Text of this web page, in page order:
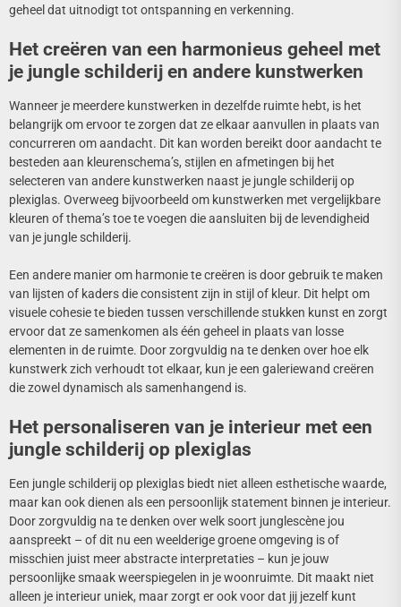
geheel dat uitnodigt tot ontspanning en verkenning.
Het creëren van een harmonieus geheel met
je jungle schilderij en andere kunstwerken
Wanneer je meerdere kunstwerken in dezelfde ruimte hebt, is het
belangrijk om ervoor te zorgen dat ze elkaar aanvullen in plaats van
concurreren om aandacht. Dit kan worden bereikt door aandacht te
besteden aan kleurenschema’s, stijlen en afmetingen bij het
selecteren van andere kunstwerken naast je jungle schilderij op
plexiglas. Overweeg bijvoorbeeld om kunstwerken met vergelijkbare
kleuren of thema’s toe te voegen die aansluiten bij de levendigheid
van je jungle schilderij.
Een andere manier om harmonie te creëren is door gebruik te maken
van lijsten of kaders die consistent zijn in stijl of kleur. Dit helpt om
visuele cohesie te bieden tussen verschillende stukken kunst en zorgt
ervoor dat ze samenkomen als één geheel in plaats van losse
elementen in de ruimte. Door zorgvuldig na te denken over hoe elk
kunstwerk zich verhoudt tot elkaar, kun je een galeriewand creëren
die zowel dynamisch als samenhangend is.
Het personaliseren van je interieur met een
jungle schilderij op plexiglas
Een jungle schilderij op plexiglas biedt niet alleen esthetische waarde,
maar kan ook dienen als een persoonlijk statement binnen je interieur.
Door zorgvuldig na te denken over welk soort junglescène jou
aanspreekt – of dit nu een weelderige groene omgeving is of
misschien juist meer abstracte interpretaties – kun je jouw
persoonlijke smaak weerspiegelen in je woonruimte. Dit maakt niet
alleen je interieur uniek, maar zorgt er ook voor dat jij jezelf kunt